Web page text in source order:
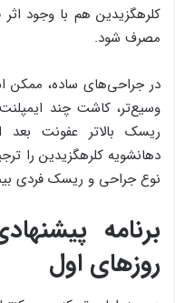
کلرهگزیدین هم با وجود
مصرف شود.
در جراحی‌های ساده،
وسیع‌تر، کاشت چند
ریسک بالاتر عفونت
دهانشویه کلرهگزیدین را
نوع جراحی و ریسک فردی
برنامه
روزهای اول